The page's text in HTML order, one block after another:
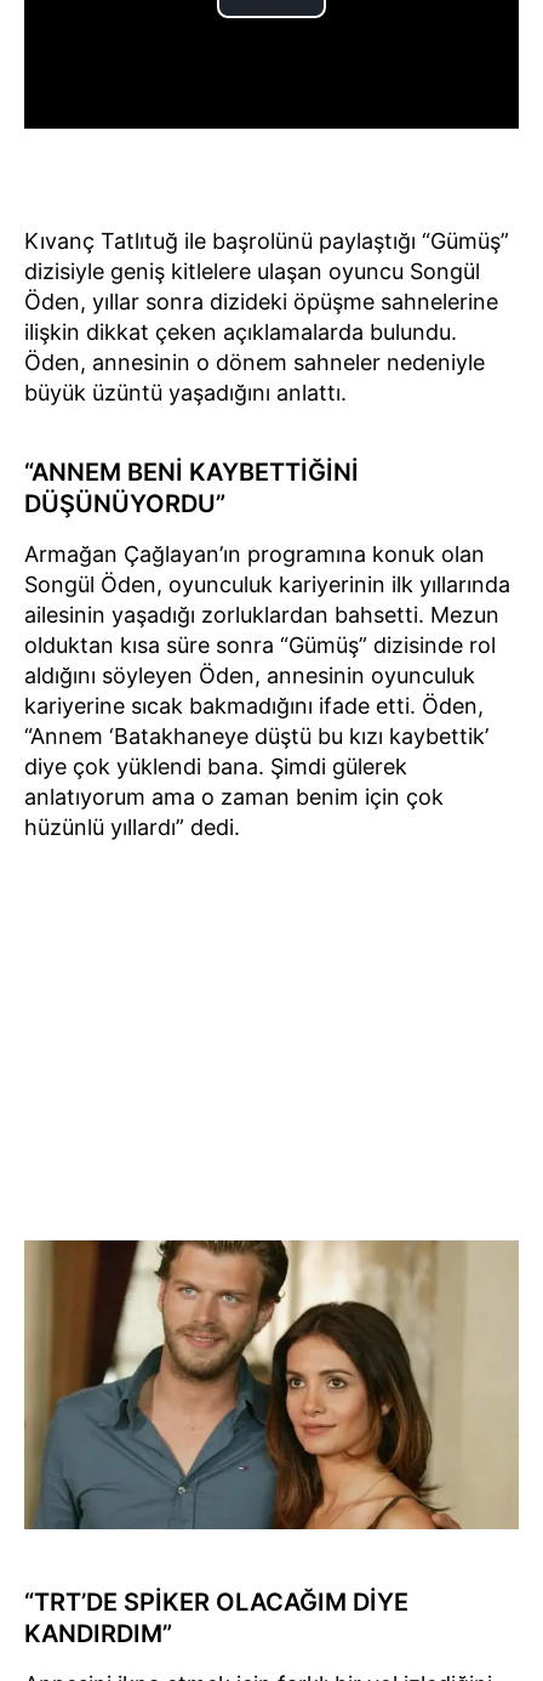
Kıvanç Tatlıtuğ ile başrolünü paylaştığı “Gümüş”
dizisiyle geniş kitlelere ulaşan oyuncu Songül
Öden, yıllar sonra dizideki öpüşme sahnelerine
ilişkin dikkat çeken açıklamalarda bulundu.
Öden, annesinin o dönem sahneler nedeniyle
büyük üzüntü yaşadığını anlattı.
“ANNEM BENİ KAYBETTİĞİNİ
DÜŞÜNÜYORDU”
Armağan Çağlayan’ın programına konuk olan
Songül Öden, oyunculuk kariyerinin ilk yıllarında
ailesinin yaşadığı zorluklardan bahsetti. Mezun
olduktan kısa süre sonra “Gümüş” dizisinde rol
aldığını söyleyen Öden, annesinin oyunculuk
kariyerine sıcak bakmadığını ifade etti. Öden,
“Annem ‘Batakhaneye düştü bu kızı kaybettik’
diye çok yüklendi bana. Şimdi gülerek
anlatıyorum ama o zaman benim için çok
hüzünlü yıllardı” dedi.
“TRT’DE SPİKER OLACAĞIM DİYE
KANDIRDIM”